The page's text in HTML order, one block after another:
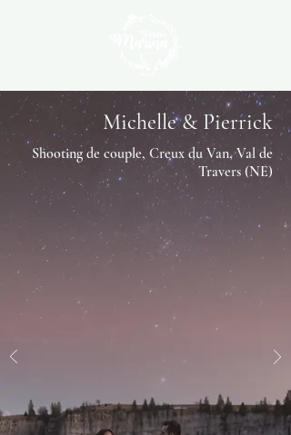
Michelle & Pierrick
Shooting de couple, Creux du Van, Val de
Travers (NE)